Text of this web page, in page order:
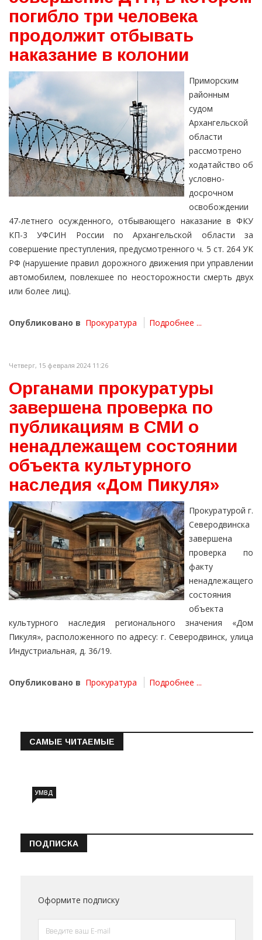
погибло три человека
продолжит отбывать
наказание в колонии
Приморским
районным
судом
Архангельской
области
рассмотрено
ходатайство об
условно-
досрочном
освобождении
47-летнего осужденного, отбывающего наказание в ФКУ
КП-3 УФСИН России по Архангельской области за
совершение преступления, предусмотренного ч. 5 ст. 264 УК
РФ (нарушение правил дорожного движения при управлении
автомобилем, повлекшее по неосторожности смерть двух
или более лиц).
Опубликовано в Прокуратура Подробнее ...
Четверг, 15 февраля 2024 11:26
Органами прокуратуры
завершена проверка по
публикациям в СМИ о
ненадлежащем состоянии
объекта культурного
наследия «Дом Пикуля»
Прокуратурой г.
Северодвинска
завершена
проверка по
факту
ненадлежащего
состояния
объекта
культурного наследия регионального значения «Дом
Пикуля», расположенного по адресу: г. Северодвинск, улица
Индустриальная, д. 36/19.
Опубликовано в Прокуратура Подробнее ...
САМЫЕ ЧИТАЕМЫЕ
УМВД
ПОДПИСКА
Оформите подписку